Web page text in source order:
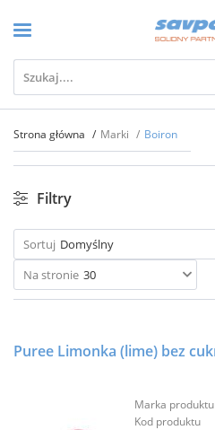
Strona główna Marki Boiron
Filtry
Sortuj Domyślny
Na stronie 30
Marka produktu
Kod produktu